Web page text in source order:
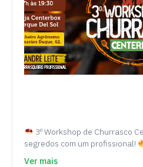
3º Workshop de Churrasco
segredos com um profissional!
Ver mais